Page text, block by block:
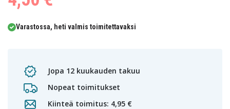
Varastossa, heti valmis toimitettavaksi
Jopa 12 kuukauden takuu
Nopeat toimitukset
Kiinteä toimitus: 4,95 €